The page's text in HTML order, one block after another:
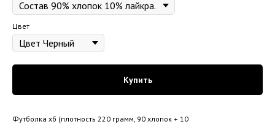
Цвет
Купить
Футболка хб (плотность 220 грамм, 90 хлопок + 10